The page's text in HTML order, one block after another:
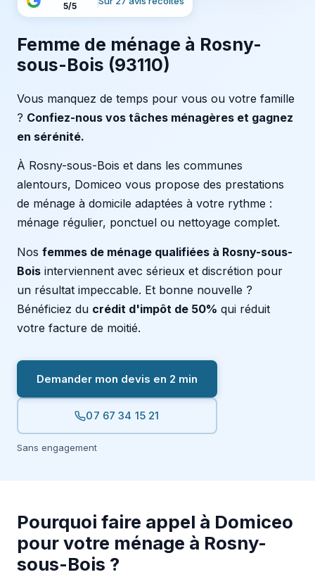
5/5
Femme de ménage à Rosny-
sous-Bois (93110)
Vous manquez de temps pour vous ou votre famille
? Confiez-nous vos tâches ménagères et gagnez
en sérénité.
À Rosny-sous-Bois et dans les communes
alentours, Domiceo vous propose des prestations
de ménage à domicile adaptées à votre rythme :
ménage régulier, ponctuel ou nettoyage complet.
Nos femmes de ménage qualifiées à Rosny-sous-
Bois interviennent avec sérieux et discrétion pour
un résultat impeccable. Et bonne nouvelle ?
Bénéficiez du crédit d'impôt de 50% qui réduit
votre facture de moitié.
Demander mon devis en 2 min
07 67 34 15 21
Sans engagement
Pourquoi faire appel à Domiceo
pour votre ménage à Rosny-
sous-Bois ?